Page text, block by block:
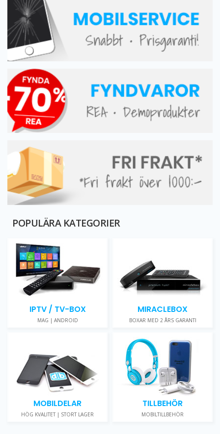
POPULÄRA KATEGORIER
IPTV / TV-BOX
MAG | ANDROID
MIRACLEBOX
BOXAR MED 2 ÅRS GARANTI
MOBILDELAR
HÖG KVALITET | STORT LAGER
TILLBEHÖR
MOBILTILLBEHÖR